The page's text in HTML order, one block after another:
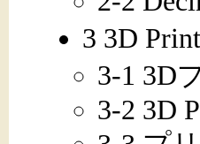
3 3D
3-1 3D
3-2 3D